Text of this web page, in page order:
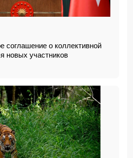
соглашение о коллективной
новых участников